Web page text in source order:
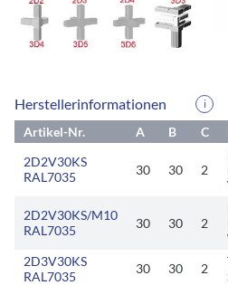
Herstellerinformationen i
Artikel-Nr. A B C
2D2V30KS
RAL7035
30 30 2
2D2V30KS/M10
RAL7035
30 30 2
2D3V30KS
RAL7035
30 30 2